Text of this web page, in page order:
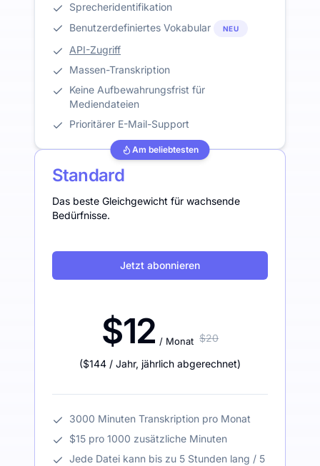
Sprecheridentifikation
Benutzerdefiniertes Vokabular
NEU
API-Zugriff
Massen-Transkription
Keine Aufbewahrungsfrist für
Mediendateien
Prioritärer E-Mail-Support
Am beliebtesten
Standard
Das beste Gleichgewicht für wachsende
Bedürfnisse.
Jetzt abonnieren
$12 / Monat $20
($144 / Jahr, jährlich abgerechnet)
3000 Minuten Transkription pro Monat
$15 pro 1000 zusätzliche Minuten
Jede Datei kann bis zu 5 Stunden lang / 5